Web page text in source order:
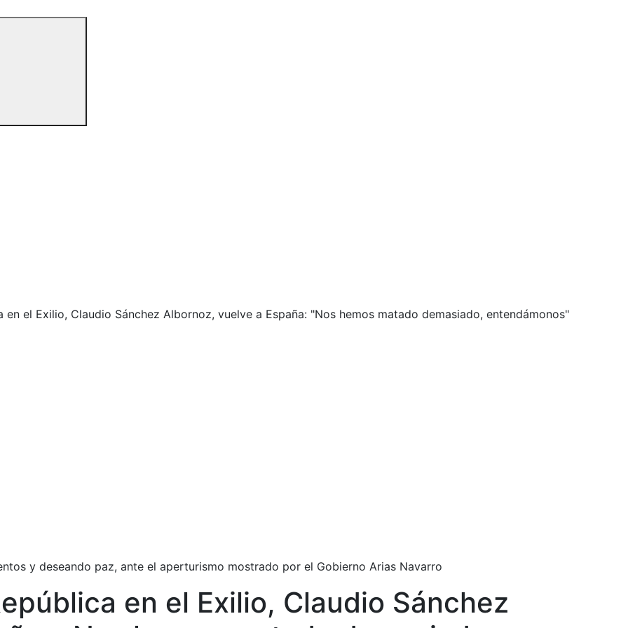
en el Exilio, Claudio Sánchez Albornoz, vuelve a España: "Nos hemos matado demasiado, entendámonos"
y deseando paz, ante el aperturismo mostrado por el Gobierno Arias Navarro
en el Exilio, Claudio Sánchez